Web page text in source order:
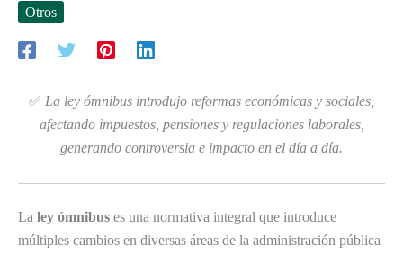
Otros
✅ La ley ómnibus introdujo reformas económicas y sociales,
afectando impuestos, pensiones y regulaciones laborales,
generando controversia e impacto en el día a día.
La ley ómnibus es una normativa integral que introduce
múltiples cambios en diversas áreas de la administración pública